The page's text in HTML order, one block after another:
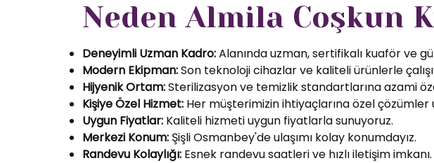
Neden Almila Coşkun
Deneyimli Uzman Kadro:Alanında uzman, sertifikalı kuaför ve
Modern Ekipman:Son teknoloji cihazlar ve kaliteli ürünlerle
Hijyenik Ortam:Sterilizasyon ve temizlik standartlarına azami
Kişiye Özel Hizmet: Her müşterimizin ihtiyaçlarına özel çözümler
Uygun Fiyatlar: Kaliteli hizmeti uygun fiyatlarla sunuyoruz.
Merkezi Konum: Şişli Osmanbey'de ulaşımı kolay konumdayız.
Randevu Kolaylığı: Esnek randevu saatleri ve hızlı iletişim imkanı.